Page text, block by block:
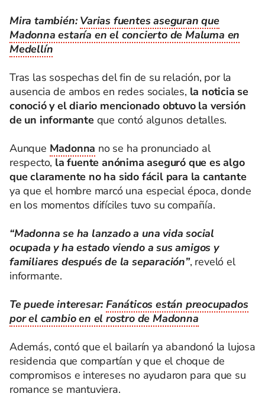
Mira también: Varias fuentes aseguran que
Madonna estaría en el concierto de Maluma en
Medellín
Tras las sospechas del fin de su relación, por la
ausencia de ambos en redes sociales, la noticia se
conoció y el diario mencionado obtuvo la versión
de un informanteque contó algunos detalles.
Aunque Madonna no se ha pronunciado al
respecto, la fuente anónima aseguró que es algo
que claramente no ha sido fácil para la cantante
ya que el hombre marcó una especial época, donde
en los momentos difíciles tuvo su compañía.
“Madonna se ha lanzado a una vida social
ocupada y ha estado viendo a sus amigos y
familiares después de la separación”, reveló el
informante.
Te puede interesar:Fanáticos están preocupados
por el cambio en el rostro de Madonna
Además, contó que el bailarín ya abandonó la lujosa
residencia que compartían y que el choque de
compromisos e intereses no ayudaron para que su
romance se mantuviera.